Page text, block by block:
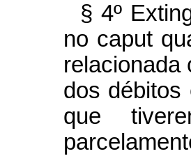
§ 4º
no caput
relacionada
dos débitos
que